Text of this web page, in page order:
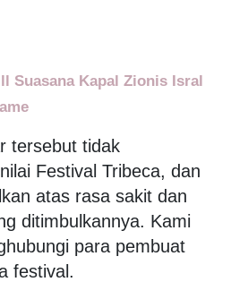
Suasana Kapal Zionis Isral
tersebut tidak
Festival Tribeca, dan
atas rasa sakit dan
ditimbulkannya. Kami
para pembuat
festival.